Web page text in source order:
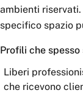
ambienti
specifico spazio
Profili che
Liberi
che ricevono